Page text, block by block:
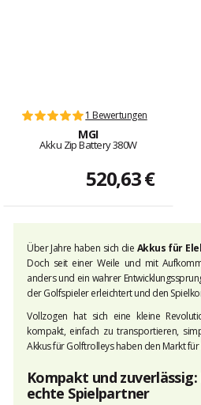
1 Bewertungen
MGI
Akku Zip Battery 380W
520,63 €
Über Jahre haben sich die Akkus für
Doch seit einer Weile und mit
anders und ein wahrer
der Golfspieler erleichtert und den
Vollzogen hat sich eine kleine
kompakt, einfach zu transportieren,
Akkus für Golftrolleys haben den Markt
Kompakt und zuverlässig:
echte Spielpartner